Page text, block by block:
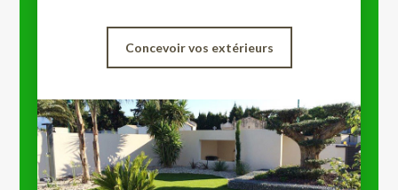
Concevoir vos extérieurs